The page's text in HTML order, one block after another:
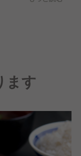
んでいただける
ます